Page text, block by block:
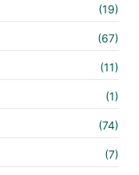
(19)
(67)
(11)
(1)
(74)
(7)